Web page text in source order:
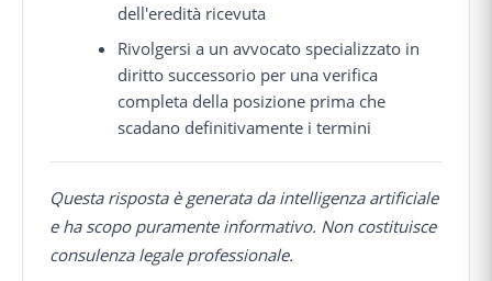
dell'eredità ricevuta
Rivolgersi a un avvocato specializzato in
diritto successorio per una verifica
completa della posizione prima che
scadano definitivamente i termini
Questa risposta è generata da intelligenza artificiale
e ha scopo puramente informativo. Non costituisce
consulenza legale professionale.